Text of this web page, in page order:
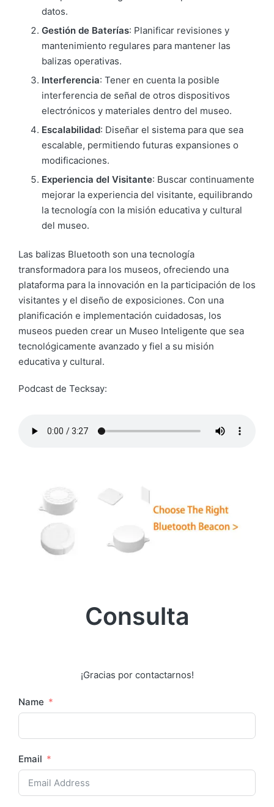
datos.
Gestión de Baterías: Planificar revisiones y
mantenimiento regulares para mantener las
balizas operativas.
Interferencia: Tener en cuenta la posible
interferencia de señal de otros dispositivos
electrónicos y materiales dentro del museo.
Escalabilidad: Diseñar el sistema para que sea
escalable, permitiendo futuras expansiones o
modificaciones.
Experiencia del Visitante: Buscar continuamente
mejorar la experiencia del visitante, equilibrando
la tecnología con la misión educativa y cultural
del museo.
Las balizas Bluetooth son una tecnología
transformadora para los museos, ofreciendo una
plataforma para la innovación en la participación de los
visitantes y el diseño de exposiciones. Con una
planificación e implementación cuidadosas, los
museos pueden crear un Museo Inteligente que sea
tecnológicamente avanzado y fiel a su misión
educativa y cultural.
Podcast de Tecksay:
Consulta
¡Gracias por contactarnos!
Name
Email